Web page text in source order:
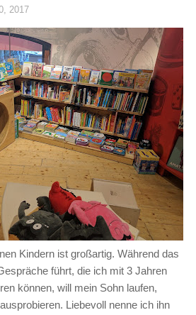
2017
Kindern ist großartig. Während das
führt, die ich mit 3 Jahren
können, will mein Sohn laufen,
Liebevoll nenne ich ihn